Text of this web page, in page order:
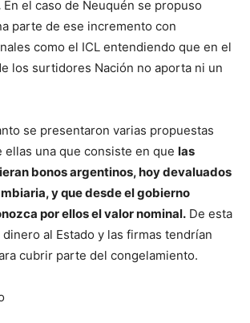
En el caso de Neuquén se propuso
parte de ese incremento con
como el ICL entendiendo que en el
los surtidores Nación no aporta ni un
se presentaron varias propuestas
una que consiste en que las
bonos argentinos, hoy devaluados
y que desde el gobierno
por ellos el valor nominal. De esta
al Estado y las firmas tendrían
cubrir parte del congelamiento.